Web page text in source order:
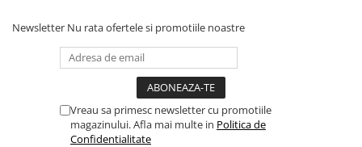
Newsletter Nu rata ofertele si promotiile noastre
Vreau sa primesc newsletter cu promotiile
magazinului. Afla mai multe in Politica de
Confidentialitate